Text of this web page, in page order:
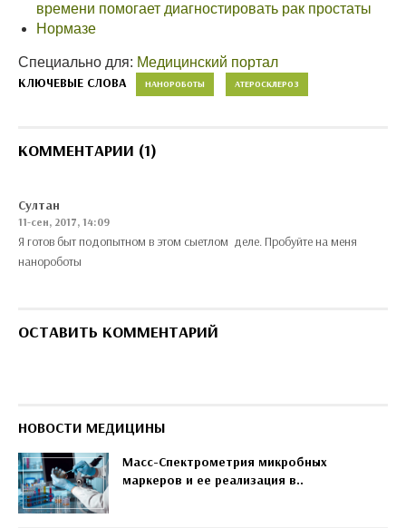
времени помогает диагностировать рак простаты
Нормазе
Специально для: Медицинский портал
КЛЮЧЕВЫЕ СЛОВА НАНОРОБОТЫ АТЕРОСКЛЕРОЗ
КОММЕНТАРИИ (1)
Султан
11-сен, 2017, 14:09
Я готов быт подопытном в этом сыетлом деле. Пробуйте на меня
нанороботы
ОСТАВИТЬ КОММЕНТАРИЙ
НОВОСТИ МЕДИЦИНЫ
Масс-Спектрометрия микробных
маркеров и ее реализация в..